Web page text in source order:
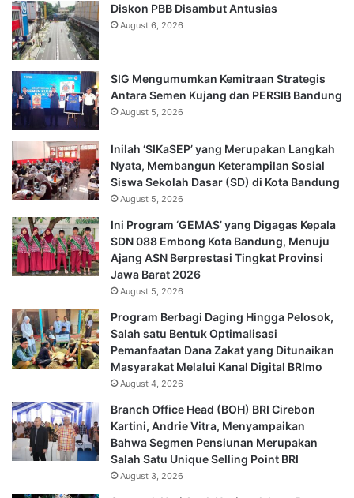
Diskon PBB Disambut Antusias
August 6, 2026
SIG Mengumumkan Kemitraan Strategis
Antara Semen Kujang dan PERSIB Bandung
August 5, 2026
Inilah ‘SIKaSEP’ yang Merupakan Langkah
Nyata, Membangun Keterampilan Sosial
Siswa Sekolah Dasar (SD) di Kota Bandung
August 5, 2026
Ini Program ‘GEMAS’ yang Digagas Kepala
SDN 088 Embong Kota Bandung, Menuju
Ajang ASN Berprestasi Tingkat Provinsi
Jawa Barat 2026
August 5, 2026
Program Berbagi Daging Hingga Pelosok,
Salah satu Bentuk Optimalisasi
Pemanfaatan Dana Zakat yang Ditunaikan
Masyarakat Melalui Kanal Digital BRImo
August 4, 2026
Branch Office Head (BOH) BRI Cirebon
Kartini, Andrie Vitra, Menyampaikan
Bahwa Segmen Pensiunan Merupakan
Salah Satu Unique Selling Point BRI
August 3, 2026